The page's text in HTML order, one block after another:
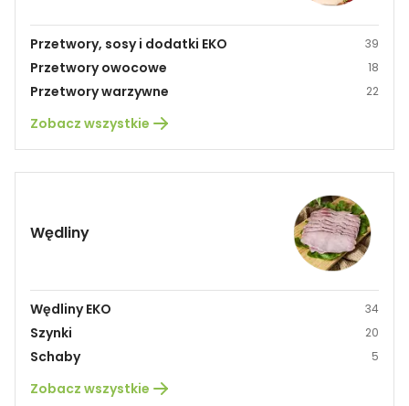
Przetwory, sosy i dodatki EKO 39
Przetwory owocowe 18
Przetwory warzywne 22
Zobacz wszystkie
Wędliny
Wędliny EKO 34
Szynki 20
Schaby 5
Zobacz wszystkie